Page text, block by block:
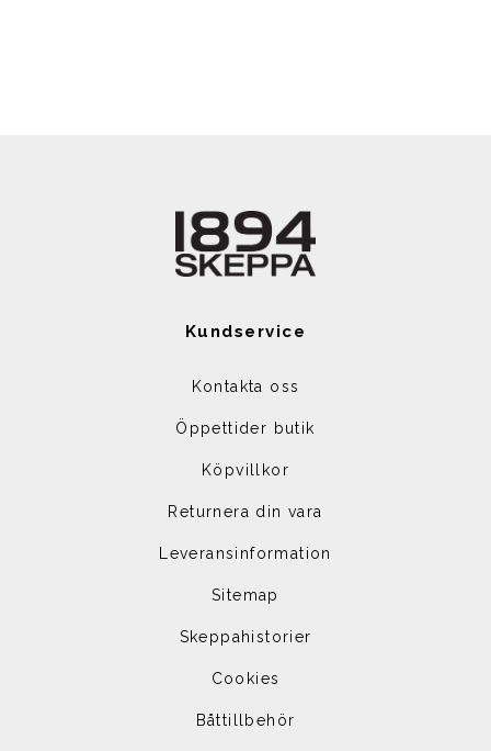
Kundservice
Kontakta oss
Öppettider butik
Köpvillkor
Returnera din vara
Leveransinformation
Sitemap
Skeppahistorier
Cookies
Båttillbehör